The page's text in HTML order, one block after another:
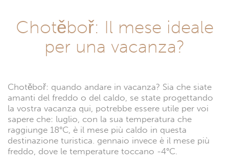
Chotěboř: Il mese ideale
per una vacanza?
Chotěboř: quando andare in vacanza? Sia che siate
amanti del freddo o del caldo, se state progettando
la vostra vacanza qui, potrebbe essere utile per voi
sapere che: luglio, con la sua temperatura che
raggiunge 18°C, è il mese più caldo in questa
destinazione turistica. gennaio invece è il mese più
freddo, dove le temperature toccano -4°C.